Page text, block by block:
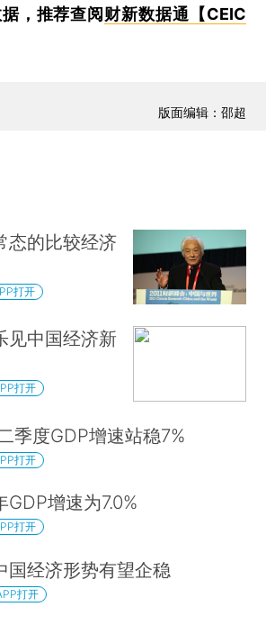
，推荐查阅 财新数据通【CEIC
版面编辑：邵超
态的比较经济
打开
见中国经济新
打开
季度GDP增速站稳7%
打开
增速为7.0%
打开
国经济形势有望企稳
打开